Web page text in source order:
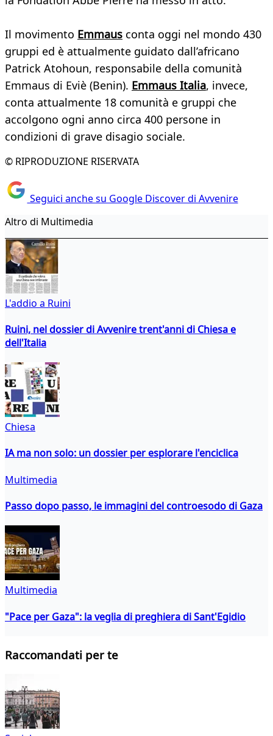
Il movimento Emmaus conta oggi nel mondo 430
gruppi ed è attualmente guidato dall’africano
Patrick Atohoun, responsabile della comunità
Emmaus di Eviè (Benin). Emmaus Italia, invece,
conta attualmente 18 comunità e gruppi che
accolgono ogni anno circa 400 persone in
condizioni di grave disagio sociale.
© RIPRODUZIONE RISERVATA
Seguici anche su Google Discover di Avvenire
Altro di Multimedia
L'addio a Ruini
Ruini, nel dossier di Avvenire trent'anni di Chiesa e
dell'Italia
Chiesa
IA ma non solo: un dossier per esplorare l'enciclica
Multimedia
Passo dopo passo, le immagini del controesodo di Gaza
Multimedia
"Pace per Gaza": la veglia di preghiera di Sant'Egidio
Raccomandati per te